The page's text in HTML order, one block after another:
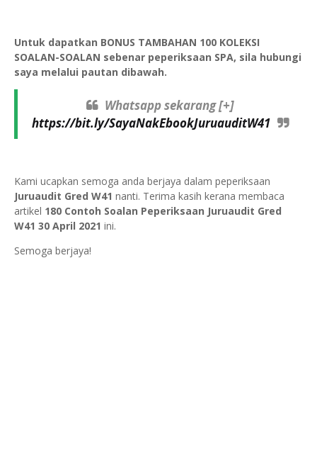
Untuk dapatkan BONUS TAMBAHAN 100 KOLEKSI
SOALAN-SOALAN sebenar peperiksaan SPA, sila hubungi
saya melalui pautan dibawah.
Whatsapp sekarang [+]
https://bit.ly/SayaNakEbookJuruauditW41
Kami ucapkan semoga anda berjaya dalam peperiksaan
Juruaudit Gred W41 nanti. Terima kasih kerana membaca
artikel 180 Contoh Soalan Peperiksaan Juruaudit Gred
W41 30 April 2021 ini.
Semoga berjaya!